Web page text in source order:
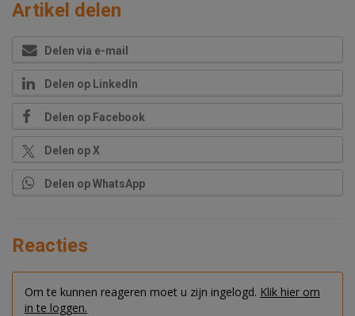
Artikel delen
Delen via e-mail
Delen op LinkedIn
Delen op Facebook
Delen op X
Delen op WhatsApp
Reacties
Om te kunnen reageren moet u zijn ingelogd. Klik hier om
in te loggen.